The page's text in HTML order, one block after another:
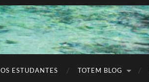
OS ESTUDANTES TOTEM BLOG